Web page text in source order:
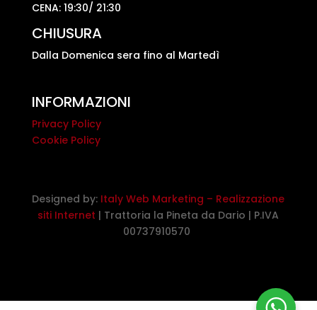
CENA: 19:30/ 21:30
CHIUSURA
Dalla Domenica sera fino al Martedì
INFORMAZIONI
Privacy Policy
Cookie Policy
Designed by: Italy Web Marketing – Realizzazione
siti Internet | Trattoria la Pineta da Dario | P.IVA
00737910570